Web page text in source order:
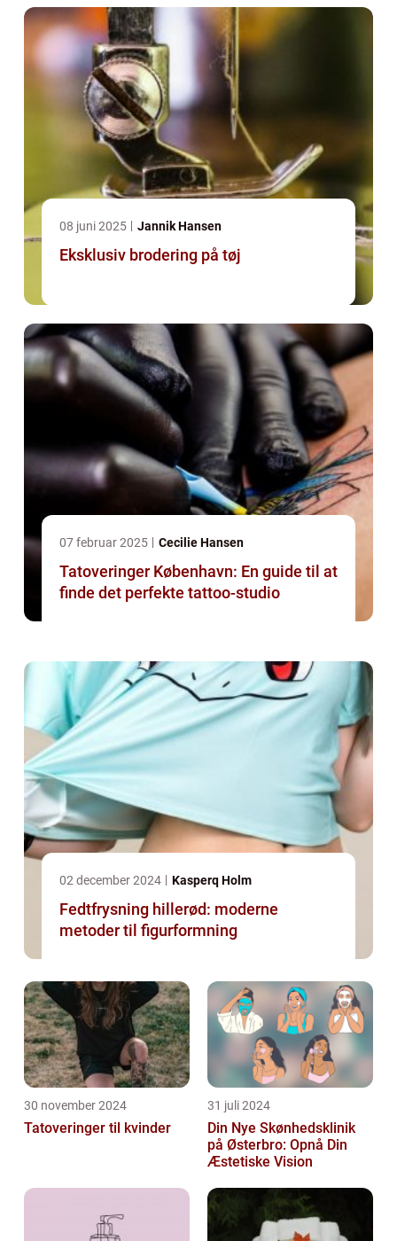
08 juni 2025 Jannik Hansen
Eksklusiv brodering på tøj
07 februar 2025 Cecilie Hansen
Tatoveringer København: En guide til at
finde det perfekte tattoo-studio
02 december 2024 Kasperq Holm
Fedtfrysning hillerød: moderne
metoder til figurformning
30 november 2024
Tatoveringer til kvinder
31 juli 2024
Din Nye Skønhedsklinik
på Østerbro: Opnå Din
Æstetiske Vision